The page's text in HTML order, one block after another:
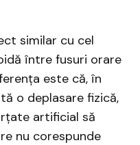
similar cu cel
între fusuri orare
este că, în
o deplasare fizică,
artificial să
nu corespunde